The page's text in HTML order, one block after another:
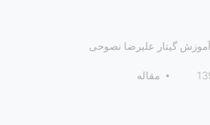
گیتار علیرضا نصوحی
مقاله